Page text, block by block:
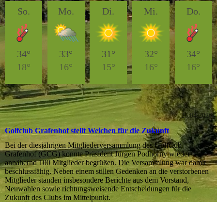
26.04.2026
Golfclub Grafenhof stellt Weichen für die Zukunft
Bei der diesjährigen Mitgliederversammlung des Golfclub
Grafenhof (GCG) konnte Präsident Jürgen Podhorny wieder
annähernd 100 Mitglieder begrüßen. Die Versammlung war damit
beschlussfähig. Neben einem stillen Gedenken an die verstorbenen
Mitglieder standen insbesondere Berichte aus dem Vorstand,
Neuwahlen sowie richtungsweisende Entscheidungen für die
Zukunft des Clubs im Mittelpunkt.